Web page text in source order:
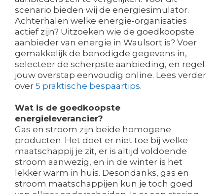
scenario bieden wij de energiesimulator.
Achterhalen welke energie-organisaties
actief zijn? Uitzoeken wie de goedkoopste
aanbieder van energie in Waulsort is? Voer
gemakkelijk de benodigde gegevens in,
selecteer de scherpste aanbieding, en regel
jouw overstap eenvoudig online. Lees verder
over 5 praktische bespaartips.
Wat is de goedkoopste
energieleverancier?
Gas en stroom zijn beide homogene
producten. Het doet er niet toe bij welke
maatschappij je zit, er is altijd voldoende
stroom aanwezig, en in de winter is het
lekker warm in huis. Desondanks, gas en
stroom maatschappijen kun je toch goed